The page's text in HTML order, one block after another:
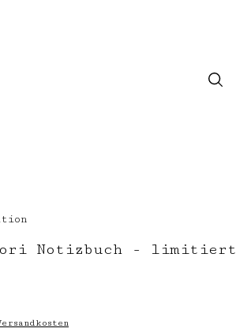
Notizbuch - limitiert